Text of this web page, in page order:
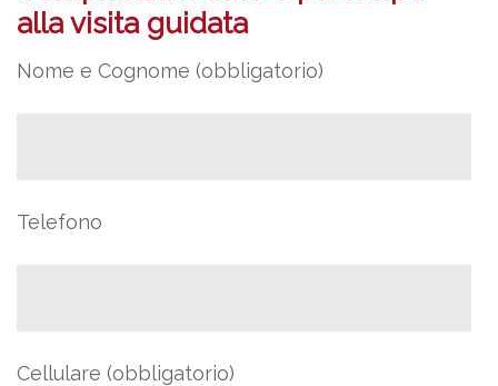
alla visita guidata
Nome e Cognome (obbligatorio)
Telefono
Cellulare (obbligatorio)